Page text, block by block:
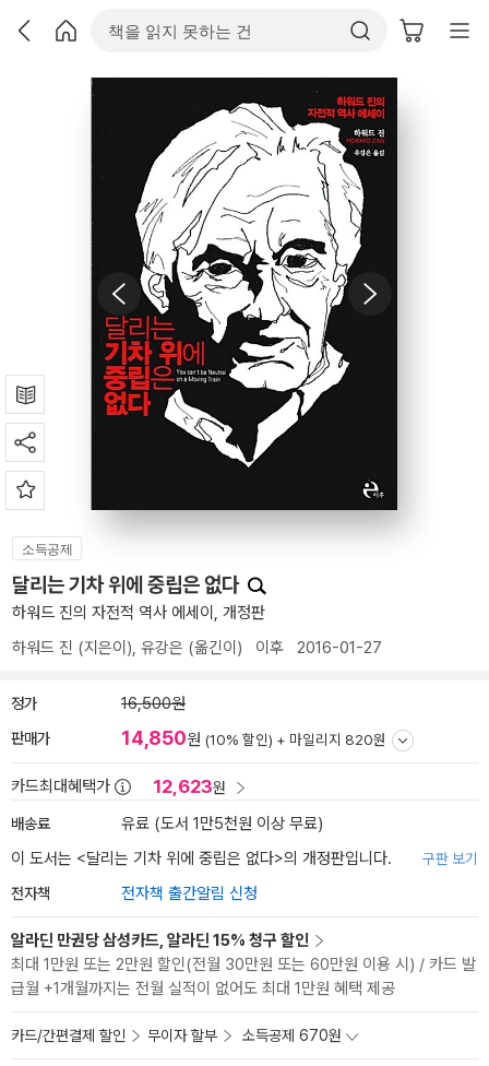
소득공제
달리는 기차 위에 중립은 없다
하워드 진의 자전적 역사 에세이, 개정판
하워드 진 (지은이), 유강은 (옮긴이) 이후 2016-01-27
정가 16,500원
판매가 14,850원 (10% 할인) + 마일리지 820원
카드최대혜택가 12,623원
배송료
유료 (도서 1만5천원 이상 무료)
이 도서는 <달리는 기차 위에 중립은 없다>의 개정판입니다. 구판 보기
전자책 전자책 출간알림 신청
알라딘 만권당 삼성카드, 알라딘 15% 청구 할인
최대 1만원 또는 2만원 할인(전월 30만원 또는 60만원 이용 시) / 카드 발
급월 +1개월까지는 전월 실적이 없어도 최대 1만원 혜택 제공
카드/간편결제 할인 무이자 할부 소득공제 670원